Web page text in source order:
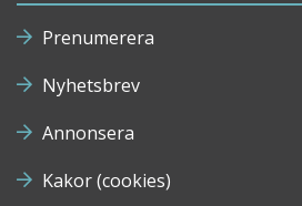
Prenumerera
Nyhetsbrev
Annonsera
Kakor (cookies)